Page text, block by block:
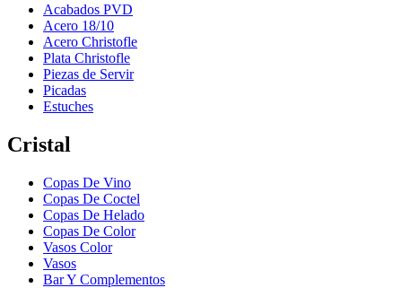
Acabados PVD
Acero 18/10
Acero Christofle
Plata Christofle
Piezas de Servir
Picadas
Estuches
Cristal
Copas De Vino
Copas De Coctel
Copas De Helado
Copas De Color
Vasos Color
Vasos
Bar Y Complementos